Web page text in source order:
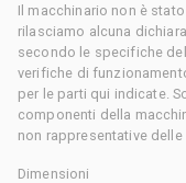
Il macchinario non è
rilasciamo alcuna
secondo le specifiche
verifiche di
per le parti qui indicate.
componenti della
non rappresentative
Dimensioni